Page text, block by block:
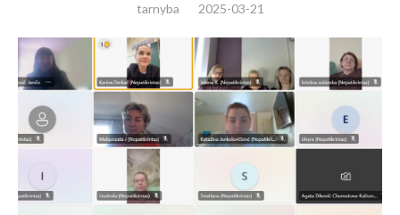
tarnyba
2025-03-21